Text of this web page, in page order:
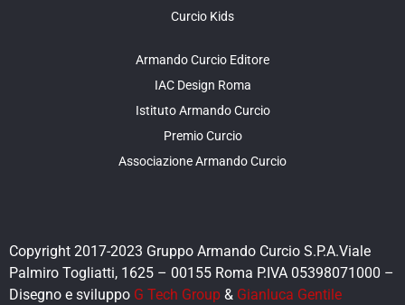
Curcio Kids
Armando Curcio Editore
IAC Design Roma
Istituto Armando Curcio
Premio Curcio
Associazione Armando Curcio
Copyright 2017-2023 Gruppo Armando Curcio S.P.A.Viale
Palmiro Togliatti, 1625 – 00155 Roma P.IVA 05398071000 –
Disegno e sviluppo G Tech Group & Gianluca Gentile